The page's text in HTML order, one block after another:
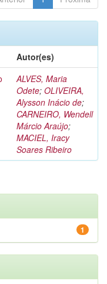
Autor(es)
ALVES, Maria
Odete; OLIVEIRA,
Alysson Inácio de;
CARNEIRO, Wendell
Márcio Araújo;
MACIEL, Iracy
Soares Ribeiro
1